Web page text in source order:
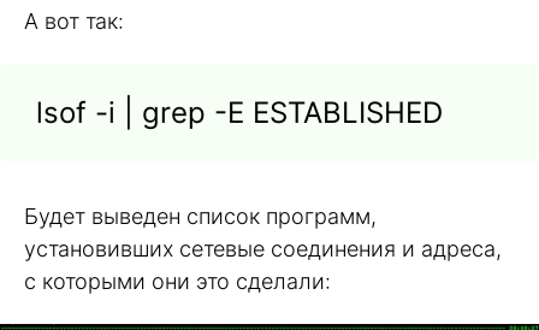
А вот так:
lsof -i | grep -E ESTABLISHED
Будет выведен список программ,
установивших сетевые соединения и адреса,
с которыми они это сделали: